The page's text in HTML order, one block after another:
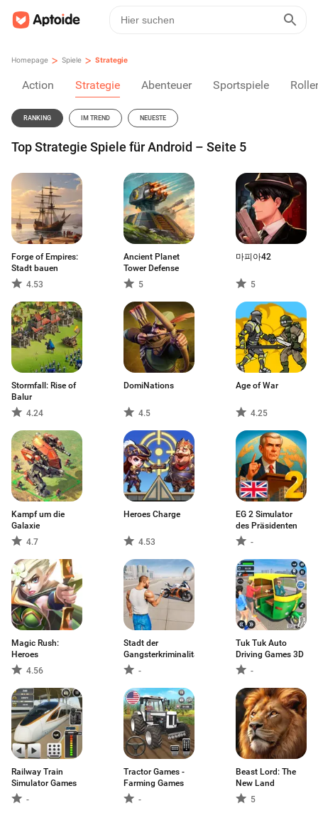
Homepage > Spiele > Strategie
Action Strategie Abenteuer Sportspiele
RANKING IM TREND NEUESTE
Top Strategie Spiele für Android – Seite 5
Forge of Empires:
Stadt bauen
4.53
Ancient Planet
Tower Defense
5
마피아42
5
Stormfall: Rise of
Balur
4.24
DomiNations
4.5
Age of War
4.25
Kampf um die
Galaxie
4.7
Heroes Charge
4.53
EG 2 Simulator
des Präsidenten
-
Magic Rush:
Heroes
4.56
Stadt der
Gangsterkriminalität
-
Tuk Tuk Auto
Driving Games 3D
-
Railway Train
Simulator Games
-
Tractor Games -
Farming Games
-
Beast Lord: The
New Land
5